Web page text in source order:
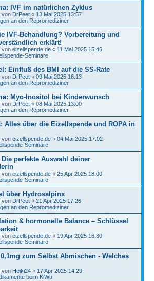
IVF im natürlichen Zyklus
von DrPeet « 13 Mai 2025 13:57
an den Repromediziner
IVF-Behandlung? Vorbereitung und
erklärt!
von eizellspende.de « 11 Mai 2025 15:46
Seminare
Einfluß des BMI auf die SS-Rate
von DrPeet « 09 Mai 2025 16:13
an den Repromediziner
Myo-Inositol bei Kinderwunsch
von DrPeet « 08 Mai 2025 13:00
an den Repromediziner
Alles über die Eizellspende und ROPA in
von eizellspende.de « 04 Mai 2025 17:02
Seminare
Die perfekte Auswahl deiner
von eizellspende.de « 25 Apr 2025 18:00
Seminare
über Hydrosalpinx
von DrPeet « 21 Apr 2025 17:26
an den Repromediziner
& hormonelle Balance – Schlüssel
von eizellspende.de « 19 Apr 2025 16:30
Seminare
zum Selbst Abmischen - Welches
von Heiki24 « 17 Apr 2025 14:29
beim KiWu